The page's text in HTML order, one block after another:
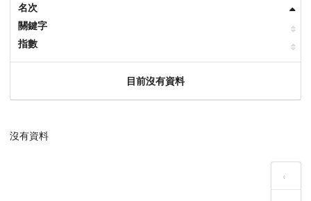
名次
關鍵字
指數
目前沒有資料
沒有資料
‹